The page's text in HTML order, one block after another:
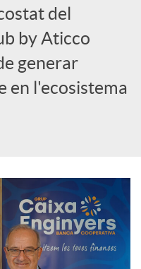
del
by Aticco
generar
en l'ecosistema